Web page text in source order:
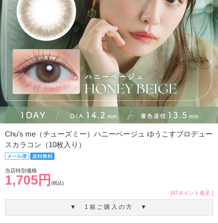
Chu's me（チューズミー）ハニーベージュ ゆうこすプロデュー
スカラコン（10枚入り）
当店特別価格
1,705円 (税込)
[47ポイント進呈 ]
▼ 1箱ご購入の方 ▼